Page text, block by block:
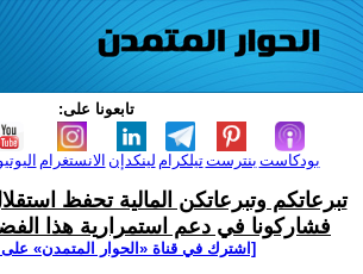
تابعونا على:
الانستغرام لينكدإن تيلكرامبنترست بودكاست
تبرعاتكم وتبرعاتكن المالية تحفظ
فشاركونا في دعم استمرارية هذا
[اشترك في قناة ‫«الحوار المتمدن» على